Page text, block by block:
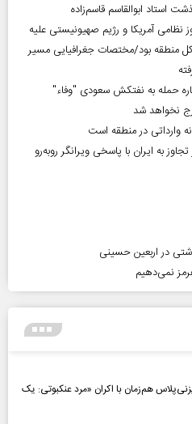
استاد ابوالقاسم قاسم‌زاده
نظامی آمریکا و رژیم صهیونیستی علیه
کل منطقه بود/مختصات جغرافیایی مسیر
حمله به نفتکش سعودی "وفاء"
نخواهد شد
وارداتی در منطقه است
به ایران با پاسخی ویرانگر روبه‌رو
نمی‌دهیم
هم‌زمان با اکران «مرد عنکبوتی: یک